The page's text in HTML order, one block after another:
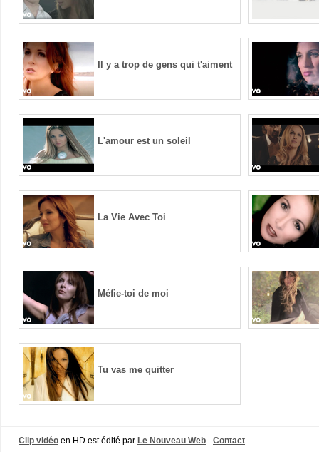
Il y a trop de gens qui t'aiment
L'amour est un soleil
La Vie Avec Toi
Méfie-toi de moi
Tu vas me quitter
Clip vidéo en HD est édité par Le Nouveau Web - Contact